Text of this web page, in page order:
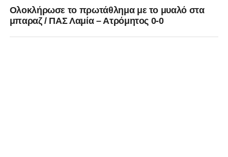
Oλοκλήρωσε το πρωτάθλημα με το μυαλό στα
μπαραζ / ΠΑΣ Λαμία – Ατρόμητος 0-0